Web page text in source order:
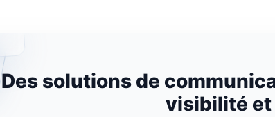
Des solutions de
visibilité